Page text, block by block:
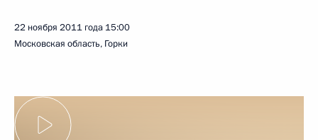
22 ноября 2011 года 15:00
Московская область, Горки